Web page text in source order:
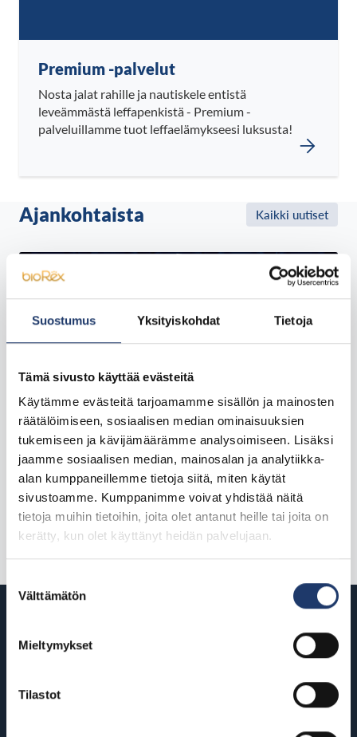
Suostumus Yksityiskohdat Tietoja
Tämä sivusto käyttää evästeitä
Käytämme evästeitä tarjoamamme sisällön ja mainosten
räätälöimiseen, sosiaalisen median ominaisuuksien
tukemiseen ja kävijämäärämme analysoimiseen. Lisäksi
jaamme sosiaalisen median, mainosalan ja analytiikka-
alan kumppaneillemme tietoja siitä, miten käytät
sivustoamme. Kumppanimme voivat yhdistää näitä
tietoja muihin tietoihin, joita olet antanut heille tai joita on
kerätty, kun olet käyttänyt heidän palvelujaan.
valinta
Välttämätön
Mieltymykset
Tilastot
Premium -palvelut
Nosta jalat rahille ja nautiskele entistä
leveämmästä leffapenkistä - Premium -
palveluillamme tuot leffaelämykseesi luksusta!
Ajankohtaista Kaikki uutiset
MovieClub kanta-asiakasohjelma
Popparit -50% maanantaisin, mahdollisuus varata lippuja,
maksuttomat popparit synttärinä ja paljon muuta!
BioRexin uusi kanta-asiakasohjelma MovieClub tuo
kuninkaalliset edut arjen keskelle ja tekee jokaisesta
klubiin kuuluvasta leffamaailman sisäpiiriläisen!